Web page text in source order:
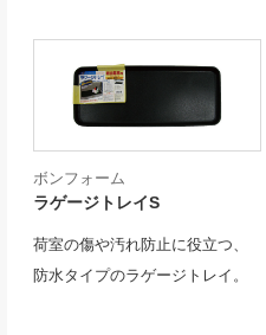
ボンフォーム
ラゲージトレイS
荷室の傷や汚れ防止に役立つ、
防水タイプのラゲージトレイ。